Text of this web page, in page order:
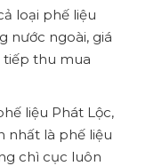
loại phế liệu
nước ngoài, giá
tiếp thu mua
liệu Phát Lộc,
nhất là phế liệu
chì cục luôn